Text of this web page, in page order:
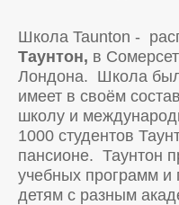
Школа Taunton -
Таунтон, в
Лондона. Школа
имеет в своём
школу и
1000 студентов
пансионе. Таунтон
учебных программ и
детям с разным